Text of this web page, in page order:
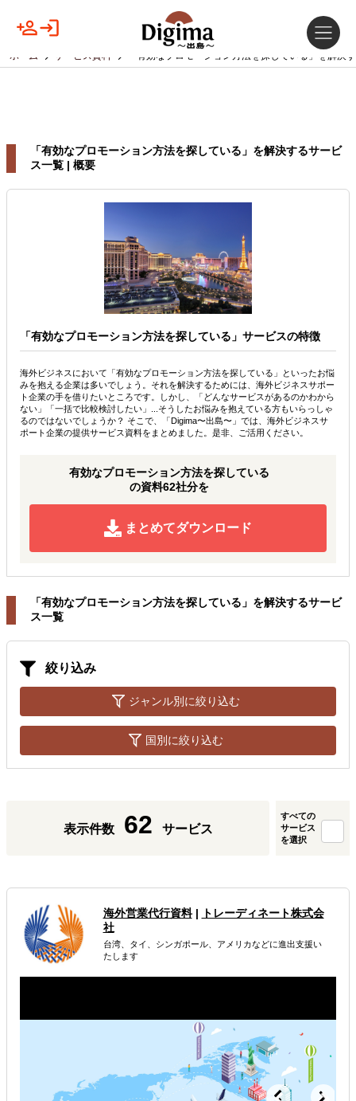
ホーム サービス資料 「有効なプロモーション方法を探している」を解決
「有効なプロモーション方法を探している」を解決するサービ
ス一覧 | 概要
「有効なプロモーション方法を探している」サービスの特徴
海外ビジネスにおいて「有効なプロモーション方法を探している」といったお悩
みを抱える企業は多いでしょう。それを解決するためには、海外ビジネスサポー
ト企業の手を借りたいところです。しかし、「どんなサービスがあるのかわから
ない」「一括で比較検討したい」...そうしたお悩みを抱えている方もいらっしゃ
るのではないでしょうか？ そこで、「Digima〜出島〜」では、海外ビジネスサ
ポート企業の提供サービス資料をまとめました。是非、ご活用ください。
有効なプロモーション方法を探している
の資料62社分を
まとめてダウンロード
「有効なプロモーション方法を探している」を解決するサービ
ス一覧
絞り込み
ジャンル別に絞り込む
国別に絞り込む
表示件数 62 サービス
すべての
サービス
を選択
海外営業代行資料|
トレーディネート株式会
社
台湾、タイ、シンガポール、アメリカなどに進出支援い
たします